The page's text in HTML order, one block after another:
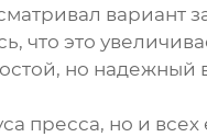
вариант
что это
но надежный
пресса, но и всех